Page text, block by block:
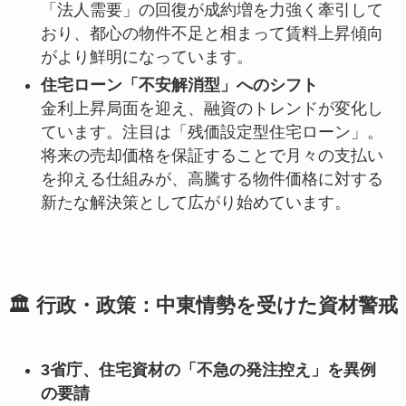
「法人需要」の回復が成約増を力強く牽引して
おり、都心の物件不足と相まって賃料上昇傾向
がより鮮明になっています。
住宅ローン「不安解消型」へのシフト
金利上昇局面を迎え、融資のトレンドが変化し
ています。注目は「残価設定型住宅ローン」。
将来の売却価格を保証することで月々の支払い
を抑える仕組みが、高騰する物件価格に対する
新たな解決策として広がり始めています。
🏛️ 行政・政策：中東情勢を受けた資材警戒
3省庁、住宅資材の「不急の発注控え」を異例
の要請